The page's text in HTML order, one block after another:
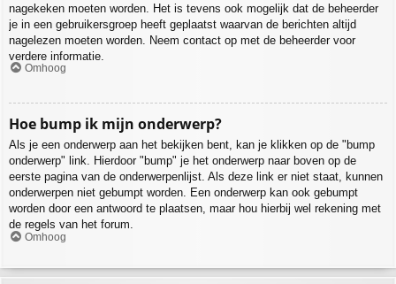
nagekeken moeten worden. Het is tevens ook mogelijk dat de beheerder
je in een gebruikersgroep heeft geplaatst waarvan de berichten altijd
nagelezen moeten worden. Neem contact op met de beheerder voor
verdere informatie.
Omhoog
Hoe bump ik mijn onderwerp?
Als je een onderwerp aan het bekijken bent, kan je klikken op de "bump
onderwerp" link. Hierdoor "bump" je het onderwerp naar boven op de
eerste pagina van de onderwerpenlijst. Als deze link er niet staat, kunnen
onderwerpen niet gebumpt worden. Een onderwerp kan ook gebumpt
worden door een antwoord te plaatsen, maar hou hierbij wel rekening met
de regels van het forum.
Omhoog